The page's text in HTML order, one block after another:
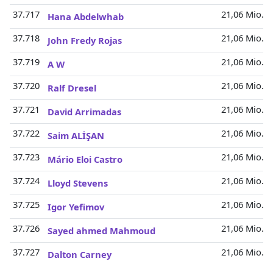
37.717
Hana Abdelwhab
21,06 Mio.
37.718
John Fredy Rojas
21,06 Mio.
37.719
A W
21,06 Mio.
37.720
Ralf Dresel
21,06 Mio.
37.721
David Arrimadas
21,06 Mio.
37.722
Saim ALİŞAN
21,06 Mio.
37.723
Mário Eloi Castro
21,06 Mio.
37.724
Lloyd Stevens
21,06 Mio.
37.725
Igor Yefimov
21,06 Mio.
37.726
Sayed ahmed Mahmoud
21,06 Mio.
37.727
Dalton Carney
21,06 Mio.